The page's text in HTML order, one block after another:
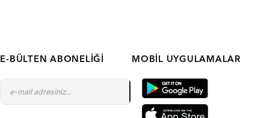
E-BÜLTEN ABONELIĞI MOBIL UYGULAMALAR